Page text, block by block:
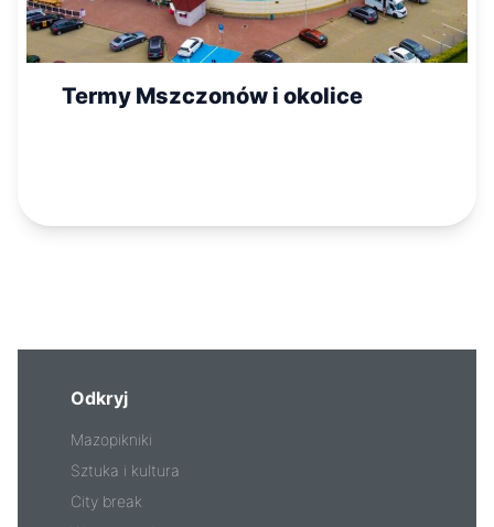
Termy Mszczonów i okolice
Odkryj
Mazopikniki
Sztuka i kultura
City break